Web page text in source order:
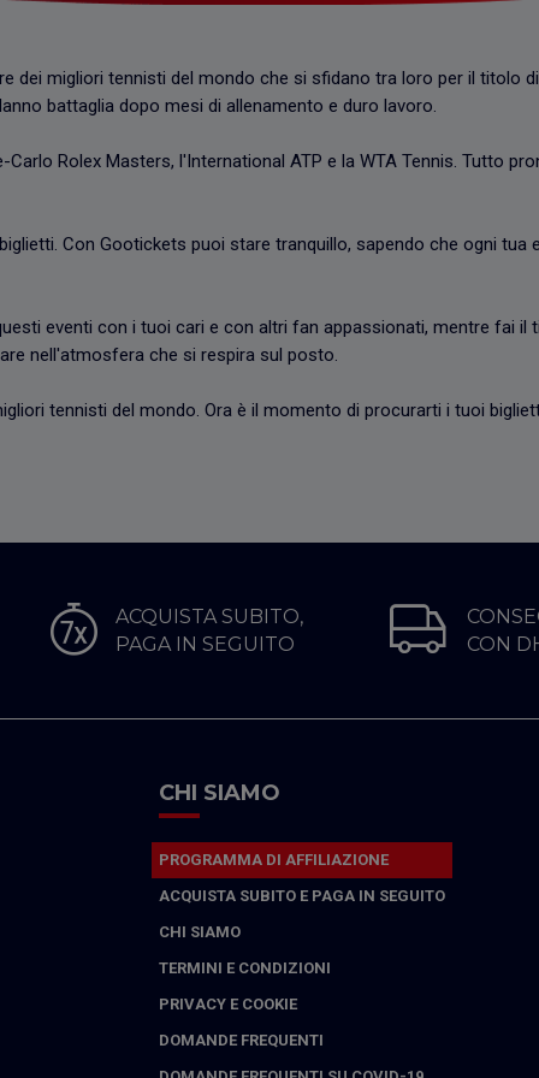
dei migliori tennisti del mondo che si sfidano tra loro per il titolo
battaglia dopo mesi di allenamento e duro lavoro.
Rolex Masters, l'International ATP e la WTA Tennis. Tutto
Con Gootickets puoi stare tranquillo, sapendo che ogni
eventi con i tuoi cari e con altri fan appassionati, mentre fai
nell'atmosfera che si respira sul posto.
tennisti del mondo. Ora è il momento di procurarti i tuoi
ACQUISTA SUBITO,
PAGA IN SEGUITO
CON
CHI SIAMO
PROGRAMMA DI AFFILIAZIONE
ACQUISTA SUBITO E PAGA IN SEGUITO
CHI SIAMO
TERMINI E CONDIZIONI
PRIVACY E COOKIE
DOMANDE FREQUENTI